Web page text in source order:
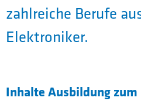
zahlreiche Berufe
Elektroniker.
Inhalte Ausbildung